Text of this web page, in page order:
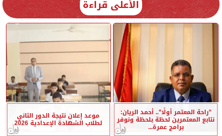
الأعلى قراءة
”راحة المعتمر أولًا”.. أحمد الريان:
نتابع المعتمرين لحظة بلحظة ونوفر
برامج عمرة...
موعد إعلان نتيجة الدور الثاني
لطلاب الشهادة الإعدادية 2026